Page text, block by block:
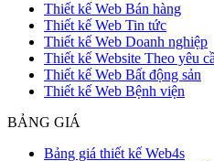
Thiết kế Web Bán hàng
Thiết kế Web Tin tức
Thiết kế Web Doanh nghiệp
Thiết kế Website Theo yêu
Thiết kế Web Bất động sản
Thiết kế Web Bệnh viện
BẢNG GIÁ
Bảng giá thiết kế Web4s